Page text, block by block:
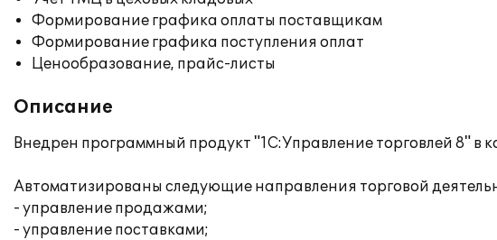
Формирование графика оплаты поставщикам
Формирование графика поступления оплат
Ценообразование, прайс-листы
Описание
Внедрен программный продукт "1С:Управление торговлей 8"
Автоматизированы следующие направления торговой
- управление продажами;
- управление поставками;